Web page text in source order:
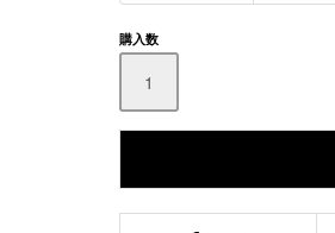
購入数